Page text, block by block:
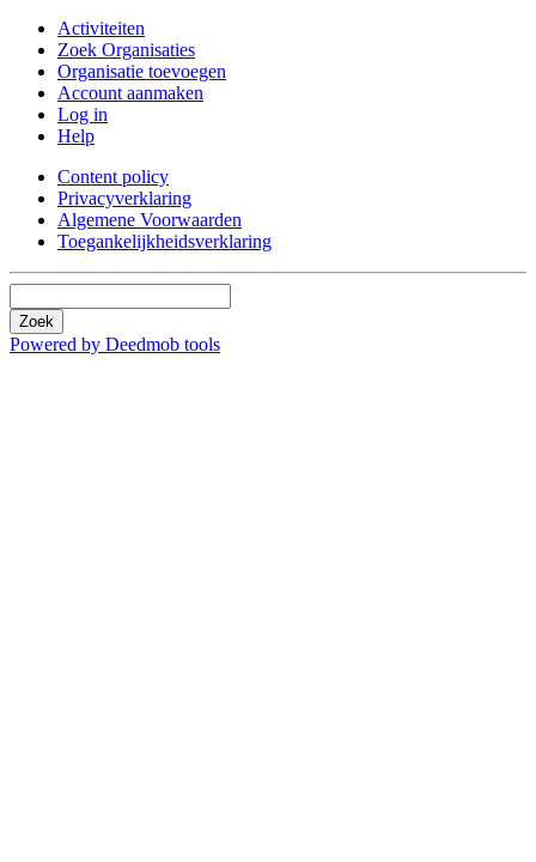
Activiteiten
Zoek Organisaties
Organisatie toevoegen
Account aanmaken
Log in
Help
Content policy
Privacyverklaring
Algemene Voorwaarden
Toegankelijkheidsverklaring
Zoek
Powered by Deedmob tools